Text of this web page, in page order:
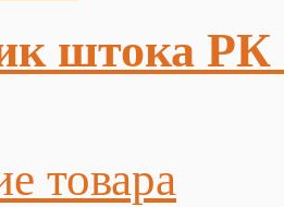
штока РК
товара